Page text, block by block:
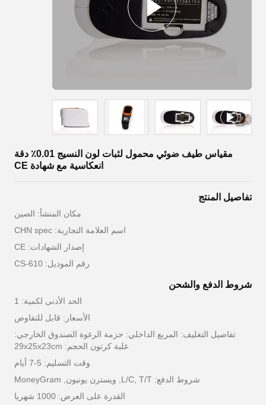
مقياس طيف ضوئي محمول لثبات لون النسيج 0.01٪ دقة
انعكاسية مع شهادة CE
تفاصيل المنتج
مكان المنشأ: الصين
اسم العلامة التجارية: CHN spec
إصدار الشهادات: CE
رقم الموديل: CS-610
شروط الدفع والشحن
الحد الأدنى لكمية: 1
الأسعار: قابل للتفاوض
تفاصيل التغليف: المربع الداخلي: حزمة الرغوة الصندوق الخارجي:
علبة كرتون الحجم: 29x25x23cm
وقت التسليم: 5-7 أيام
شروط الدفع: L/C, T/T, ويسترن يونيون, MoneyGram
القدرة على العرض: 1000 شهريا